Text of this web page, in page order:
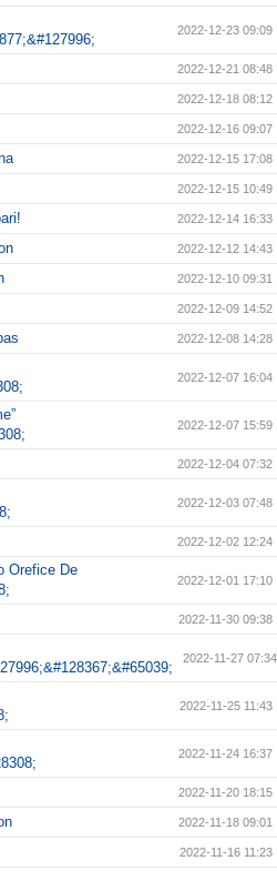
2022-12-23 09:09
2022-12-21 08:48
2022-12-18 08:12
2022-12-16 09:07
2022-12-15 17:08
2022-12-15 10:49
2022-12-14 16:33
2022-12-12 14:43
2022-12-10 09:31
2022-12-09 14:52
2022-12-08 14:28
2022-12-07 16:04
2022-12-07 15:59
2022-12-04 07:32
2022-12-03 07:48
2022-12-02 12:24
Orefice De
2022-12-01 17:10
2022-11-30 09:38
2022-11-27 07:34
2022-11-25 11:43
2022-11-24 16:37
2022-11-20 18:15
2022-11-18 09:01
2022-11-16 11:23